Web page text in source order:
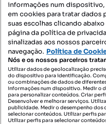
Mapa do Site
Contacte-nos
informações num
em cookies para tratar dados
suas escolhas clicando
página da política de
sinalizadas aos nossos
navegação. Política de
Nós e os nossos parceiros
Utilizar dados de geolocalização
do dispositivo para identificação.
ou combinações de dados de
informações num dispositivo. Medir o
para personalizar conteúdos. Criar
Desenvolver e melhorar serviços.
publicidade. Medir o desempenho
selecionar conteúdos. Utilizar perfis
Utilizar perfis para selecionar